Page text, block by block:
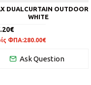
DUALCURTAIN OUTDOOR
WHITE
ΦΠΑ:280.00€
Ask Question